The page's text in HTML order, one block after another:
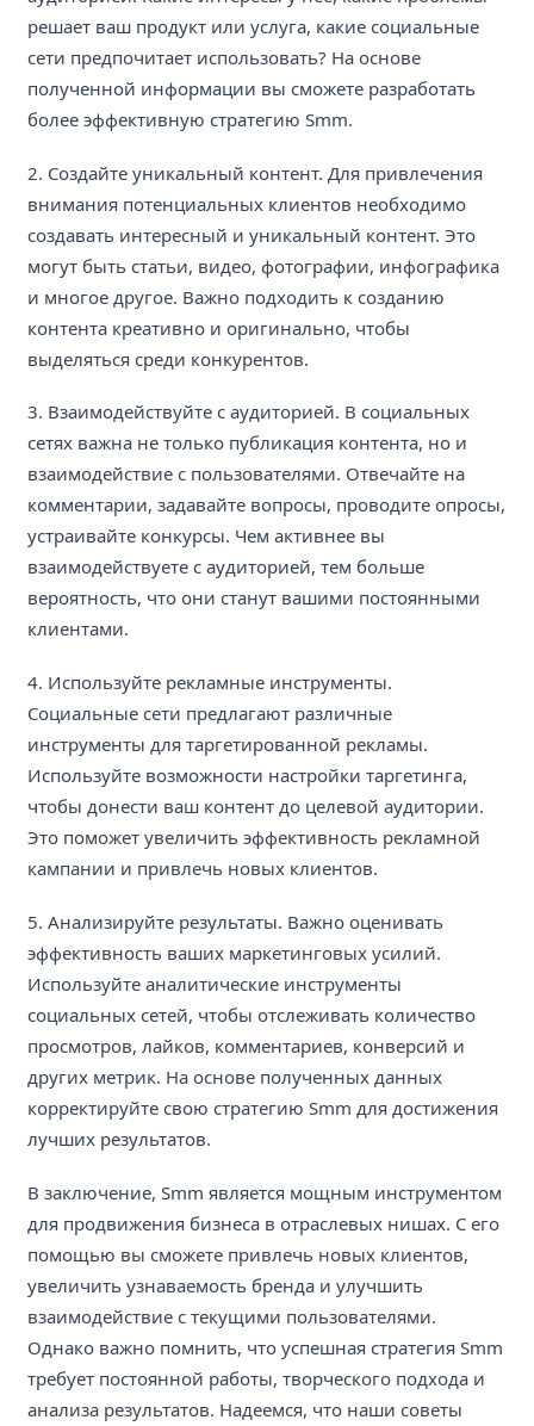
решает ваш продукт или услуга, какие социальные
сети предпочитает использовать? На основе
полученной информации вы сможете разработать
более эффективную стратегию Smm.
2. Создайте уникальный контент. Для привлечения
внимания потенциальных клиентов необходимо
создавать интересный и уникальный контент. Это
могут быть статьи, видео, фотографии, инфографика
и многое другое. Важно подходить к созданию
контента креативно и оригинально, чтобы
выделяться среди конкурентов.
3. Взаимодействуйте с аудиторией. В социальных
сетях важна не только публикация контента, но и
взаимодействие с пользователями. Отвечайте на
комментарии, задавайте вопросы, проводите опросы,
устраивайте конкурсы. Чем активнее вы
взаимодействуете с аудиторией, тем больше
вероятность, что они станут вашими постоянными
клиентами.
4. Используйте рекламные инструменты.
Социальные сети предлагают различные
инструменты для таргетированной рекламы.
Используйте возможности настройки таргетинга,
чтобы донести ваш контент до целевой аудитории.
Это поможет увеличить эффективность рекламной
кампании и привлечь новых клиентов.
5. Анализируйте результаты. Важно оценивать
эффективность ваших маркетинговых усилий.
Используйте аналитические инструменты
социальных сетей, чтобы отслеживать количество
просмотров, лайков, комментариев, конверсий и
других метрик. На основе полученных данных
корректируйте свою стратегию Smm для достижения
лучших результатов.
В заключение, Smm является мощным инструментом
для продвижения бизнеса в отраслевых нишах. С его
помощью вы сможете привлечь новых клиентов,
увеличить узнаваемость бренда и улучшить
взаимодействие с текущими пользователями.
Однако важно помнить, что успешная стратегия Smm
требует постоянной работы, творческого подхода и
анализа результатов. Надеемся, что наши советы